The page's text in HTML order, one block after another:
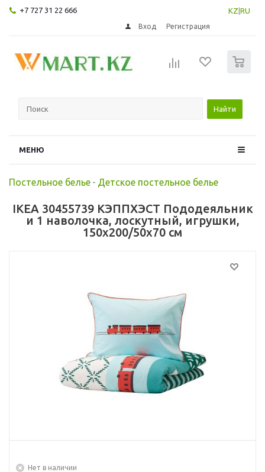
+7 727 31 22 666 KZ RU
Вход Регистрация
Найти
МЕНЮ
Постельное белье - Детское постельное белье
IKEA 30455739 КЭППХЭСТ Пододеяльник
и 1 наволочка, лоскутный, игрушки,
150x200/50x70 см
Нет в наличии